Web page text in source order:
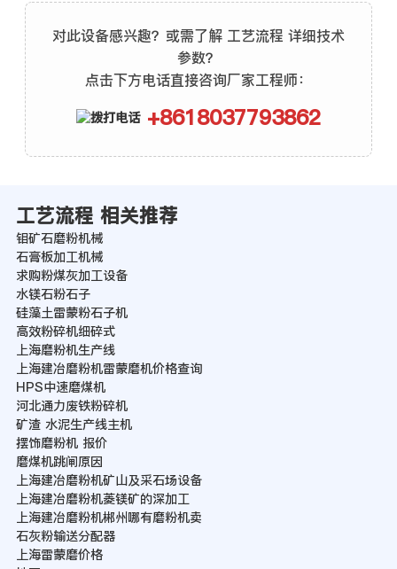
对此设备感兴趣？或需了解 工艺流程 详细技术
参数？
点击下方电话直接咨询厂家工程师：
+8618037793862
工艺流程 相关推荐
钼矿石磨粉机械
石膏板加工机械
求购粉煤灰加工设备
水镁石粉石子
硅藻土雷蒙粉石子机
高效粉碎机细碎式
上海磨粉机生产线
上海建冶磨粉机雷蒙磨机价格查询
HPS中速磨煤机
河北通力废铁粉碎机
矿渣 水泥生产线主机
摆饰磨粉机 报价
磨煤机跳闸原因
上海建冶磨粉机矿山及采石场设备
上海建冶磨粉机菱镁矿的深加工
上海建冶磨粉机郴州哪有磨粉机卖
石灰粉输送分配器
上海雷蒙磨价格